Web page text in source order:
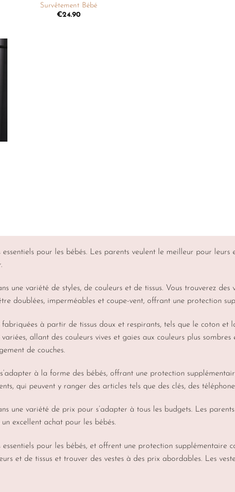
Survêtement Bébé
€24.90
pour les bébés. Les parents veulent le meilleur pour
une variété de styles, de couleurs et de tissus. Vous trouverez des
doublées, imperméables et coupe-vent, offrant une protection
à partir de tissus doux et respirants, tels que le coton et
allant des couleurs vives et gaies aux couleurs plus sombres
de couches.
à la forme des bébés, offrant une protection
qui peuvent y ranger des articles tels que des clés, des
une variété de prix pour s’adapter à tous les budgets. Les
excellent achat pour les bébés.
essentiels pour les bébés, et offrent une protection supplémentaire
et de tissus et trouver des vestes à des prix abordables. Les